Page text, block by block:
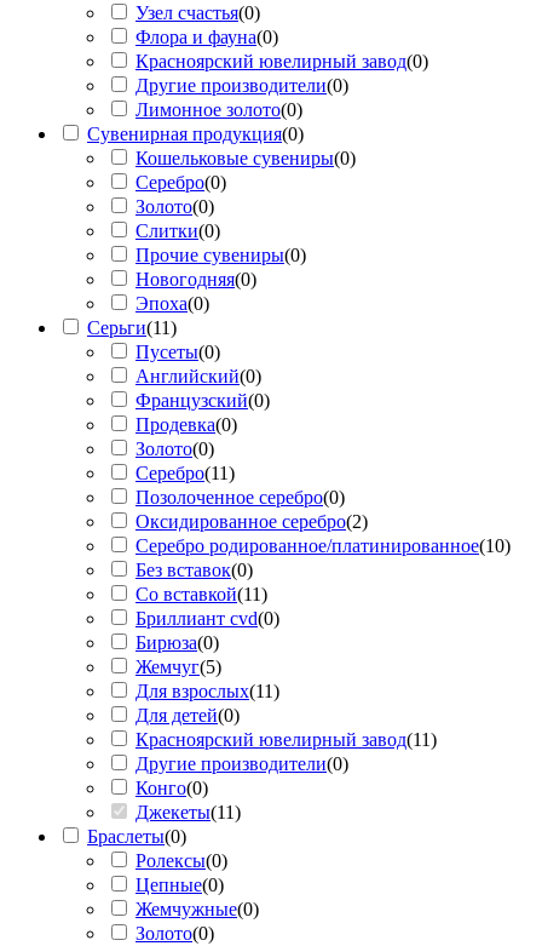
Узел счастья(0)
Флора и фауна(0)
Красноярский ювелирный завод(0)
Другие производители(0)
Лимонное золото(0)
Сувенирная продукция(0)
Кошельковые сувениры(0)
Серебро(0)
Золото(0)
Слитки(0)
Прочие сувениры(0)
Новогодняя(0)
Эпоха(0)
Серьги(11)
Пусеты(0)
Английский(0)
Французский(0)
Продевка(0)
Золото(0)
Серебро(11)
Позолоченное серебро(0)
Оксидированное серебро(2)
Серебро родированное/платинированное(10)
Без вставок(0)
Со вставкой(11)
Бриллиант cvd(0)
Бирюза(0)
Жемчуг(5)
Для взрослых(11)
Для детей(0)
Красноярский ювелирный завод(11)
Другие производители(0)
Конго(0)
Джекеты(11)
Браслеты(0)
Ролексы(0)
Цепные(0)
Жемчужные(0)
Золото(0)